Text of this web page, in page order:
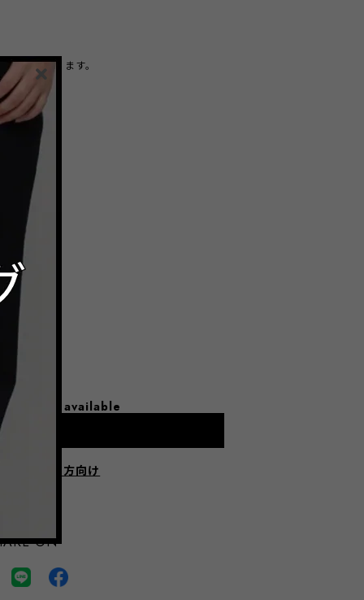
性があります。
shipping available
to cart
お住まいの方向け
ON